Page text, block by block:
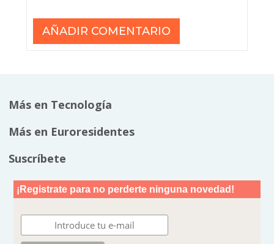
Más en Tecnología
Más en Euroresidentes
Suscríbete